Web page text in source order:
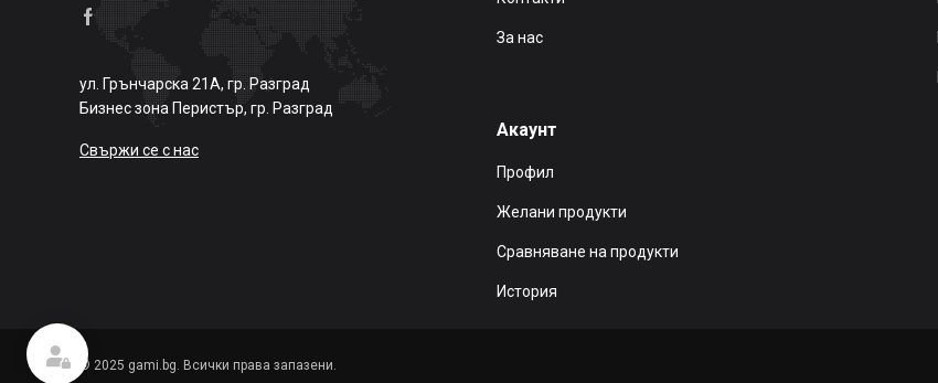
ул. Грънчарска 21А, гр. Разград
Бизнес зона Перистър, гр. Разград
Свържи се с нас
За нас
Акаунт
Профил
Желани продукти
Сравняване на продукти
История
© 2025 gami.bg. Всички права запазени.